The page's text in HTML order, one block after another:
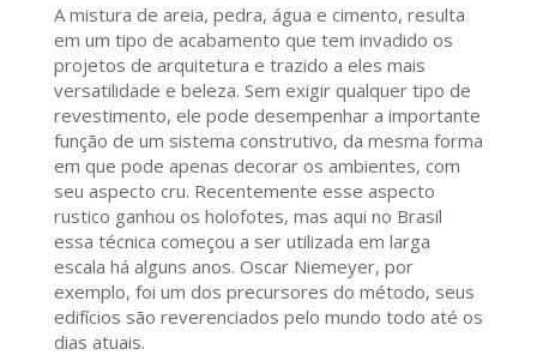
A mistura de areia, pedra, água e cimento, resulta
em um tipo de acabamento que tem invadido os
projetos de arquitetura e trazido a eles mais
versatilidade e beleza. Sem exigir qualquer tipo de
revestimento, ele pode desempenhar a importante
função de um sistema construtivo, da mesma forma
em que pode apenas decorar os ambientes, com
seu aspecto cru. Recentemente esse aspecto
rustico ganhou os holofotes, mas aqui no Brasil
essa técnica começou a ser utilizada em larga
escala há alguns anos. Oscar Niemeyer, por
exemplo, foi um dos precursores do método, seus
edifícios são reverenciados pelo mundo todo até os
dias atuais.